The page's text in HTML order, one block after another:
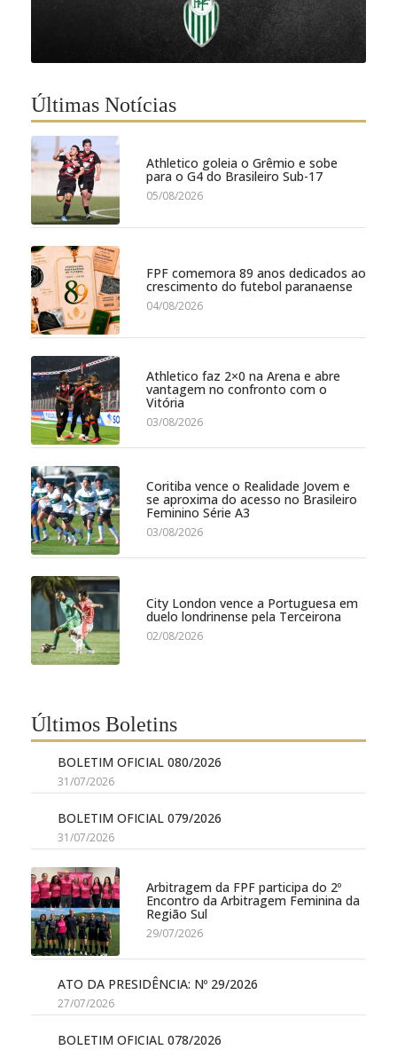
Últimas Notícias
Athletico goleia o Grêmio e sobe
para o G4 do Brasileiro Sub-17
05/08/2026
FPF comemora 89 anos dedicados ao
crescimento do futebol paranaense
04/08/2026
Athletico faz 2×0 na Arena e abre
vantagem no confronto com o
Vitória
03/08/2026
Coritiba vence o Realidade Jovem e
se aproxima do acesso no Brasileiro
Feminino Série A3
03/08/2026
City London vence a Portuguesa em
duelo londrinense pela Terceirona
02/08/2026
Últimos Boletins
BOLETIM OFICIAL 080/2026
31/07/2026
BOLETIM OFICIAL 079/2026
31/07/2026
Arbitragem da FPF participa do 2º
Encontro da Arbitragem Feminina da
Região Sul
29/07/2026
ATO DA PRESIDÊNCIA: Nº 29/2026
27/07/2026
BOLETIM OFICIAL 078/2026